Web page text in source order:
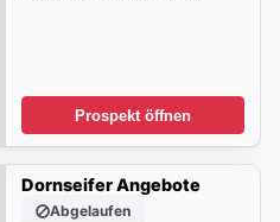
Prospekt öffnen
Dornseifer Angebote
Abgelaufen